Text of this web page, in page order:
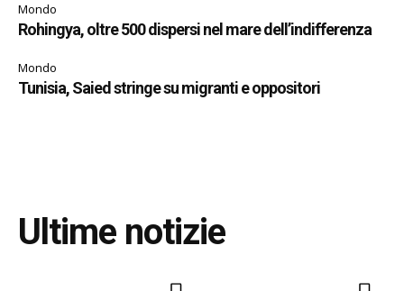
Mondo
Rohingya, oltre 500 dispersi nel mare dell’indifferenza
Mondo
Tunisia, Saied stringe su migranti e oppositori
Ultime notizie